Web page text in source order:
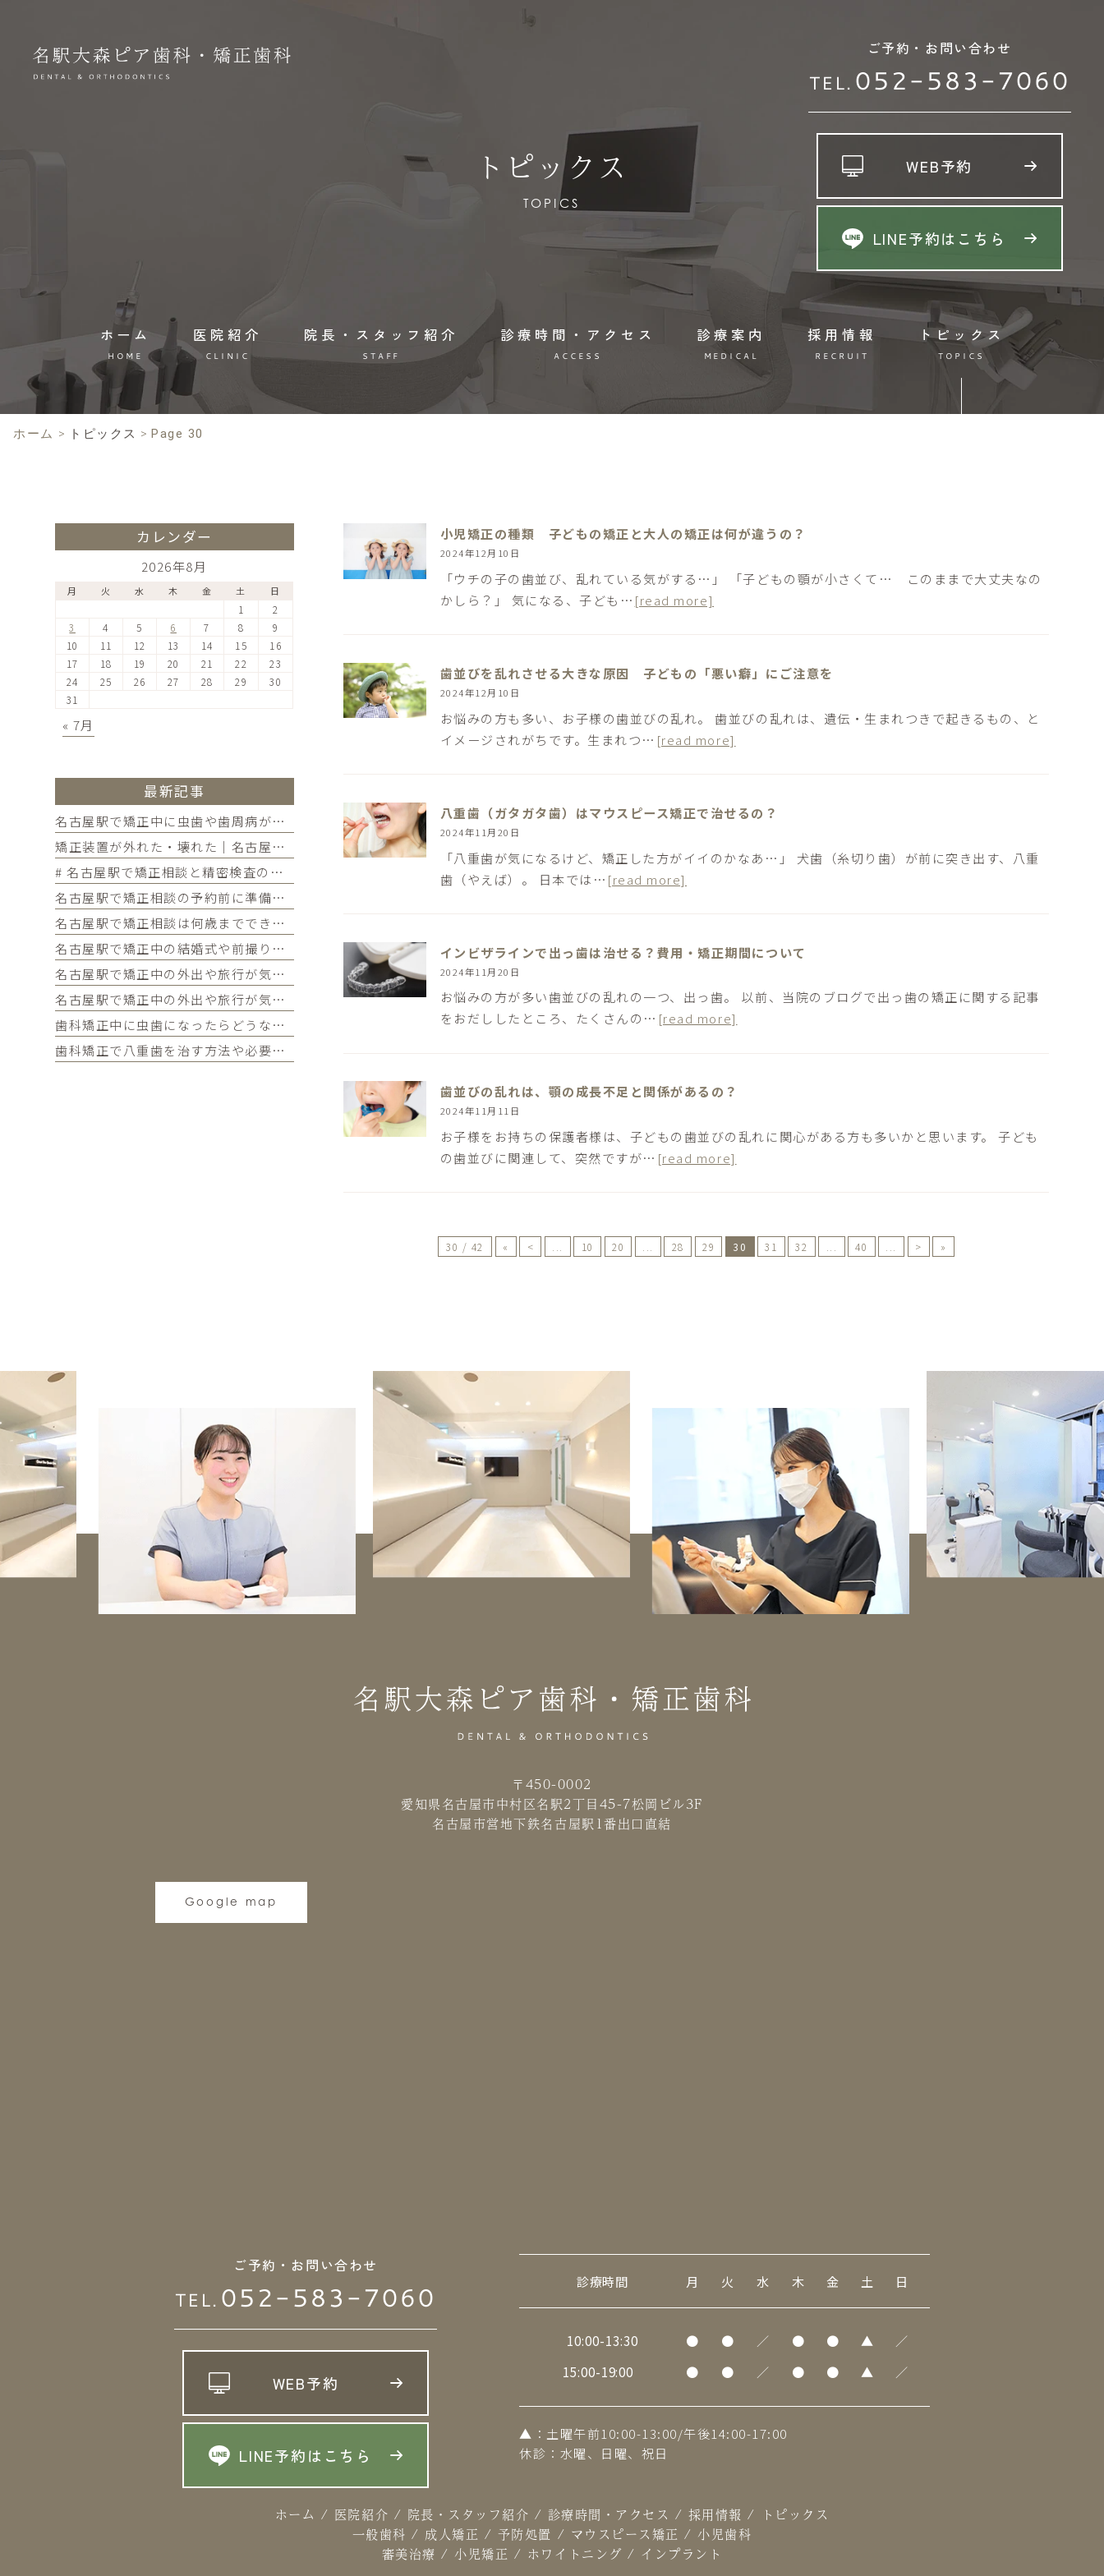
トピックス
TOPICS
ホーム
HOME
医院紹介
CLINIC
院長・スタッフ紹介
STAFF
診療時間・アクセス
ACCESS
診療案内
MEDICAL
採用情報
RECRUIT
トピックス
TOPICS
ご予約・お問い合わせ
TEL. 052-583-7060
WEB予約
LINE予約はこちら
ホーム > トピックス > Page 30
小児矯正の種類 子どもの矯正と大人の矯正は何が違うの？
2024年12月10日
「ウチの子の歯並び、乱れている気がする…」 「子どもの顎が小さくて… このままで大丈夫なの
かしら？」 気になる、子ども… [read more]
歯並びを乱れさせる大きな原因 子どもの「悪い癖」にご注意を
2024年12月10日
お悩みの方も多い、お子様の歯並びの乱れ。 歯並びの乱れは、遺伝・生まれつきで起きるもの、と
イメージされがちです。生まれつ… [read more]
八重歯（ガタガタ歯）はマウスピース矯正で治せるの？
2024年11月20日
「八重歯が気になるけど、矯正した方がイイのかなあ…」 犬歯（糸切り歯）が前に突き出す、八重
歯（やえば）。 日本では… [read more]
インビザラインで出っ歯は治せる？費用・矯正期間について
2024年11月20日
お悩みの方が多い歯並びの乱れの一つ、出っ歯。 以前、当院のブログで出っ歯の矯正に関する記事
をおだししたところ、たくさんの… [read more]
歯並びの乱れは、顎の成長不足と関係があるの？
2024年11月11日
お子様をお持ちの保護者様は、子どもの歯並びの乱れに関心がある方も多いかと思います。 子ども
の歯並びに関連して、突然ですが… [read more]
30 / 42 « < 10 20 28 29 30 31 32 40 > »
カレンダー
2026年8月
月 火 水 木 金 土 日
1
2
3
4 5 6 7 8
9
10
11 12 13 14 15
16
17
18 19 20 21 22
23
24
25 26 27 28 29
30
31
« 7月
最新記事
名古屋駅で矯正中に虫歯や歯周病が見つかったらどうする？治療の進め方と予防を解説
矯正装置が外れた・壊れた｜名古屋駅の矯正歯科が教えるトラブル別の対処法
# 名古屋駅で矯正相談と精密検査の違いが気になる方へ｜各ステップでわかることを歯科医師が解説
名古屋駅で矯正相談の予約前に準備しておきたいこと｜チェックリストつきで初めての方に解説
名古屋駅で矯正相談は何歳までできるのか気になる方へ｜大人の矯正の疑問・メリット・よくある質問まとめ
名古屋駅で矯正中の結婚式や前撮りが気になる方へ｜当院限定サービス・タイミングの考え方・よくある質問まとめ
名古屋駅で矯正中の外出や旅行が気になる方へ｜国内・海外旅行の対策・持ち物・よくある質問まとめ
名古屋駅で矯正中の外出や旅行が気になる方へ｜国内・海外旅行の対策・持ち物・よくある質問まとめ
歯科矯正中に虫歯になったらどうなる？対処法や予防法を詳しく紹介
歯科矯正で八重歯を治す方法や必要な期間・費用、放置するリスクを紹介
〒450-0002
愛知県名古屋市中村区名駅2丁目45-7松岡ビル3F
名古屋市営地下鉄名古屋駅1番出口直結
Google map
ご予約・お問い合わせ
TEL. 052-583-7060
WEB予約
LINE予約はこちら
診療時間 月 火 水 木 金 土 日
10:00-13:30 ● ● ／ ● ● ▲
／
15:00-19:00
● ● ／ ● ● ▲ ／
▲ ：土曜午前10:00-13:00/午後14:00-17:00
休診：水曜、日曜、祝日
ホーム / 医院紹介 / 院長・スタッフ紹介 / 診療時間・アクセス / 採用情報 /
トピックス
一般歯科 / 成人矯正 / 予防処置 / マウスピース矯正 / 小児歯科
審美治療 / 小児矯正 / ホワイトニング / インプラント